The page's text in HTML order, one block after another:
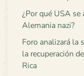
¿Por qué USA se
Alemania nazi?
Foro analizará la
la recuperación
Rica